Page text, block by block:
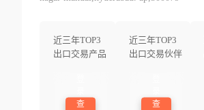
近三年TOP3
出口交易产品
查
近三年TOP3
出口交易伙伴
查